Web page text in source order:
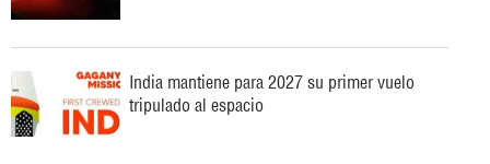
India mantiene para 2027 su primer vuelo
tripulado al espacio